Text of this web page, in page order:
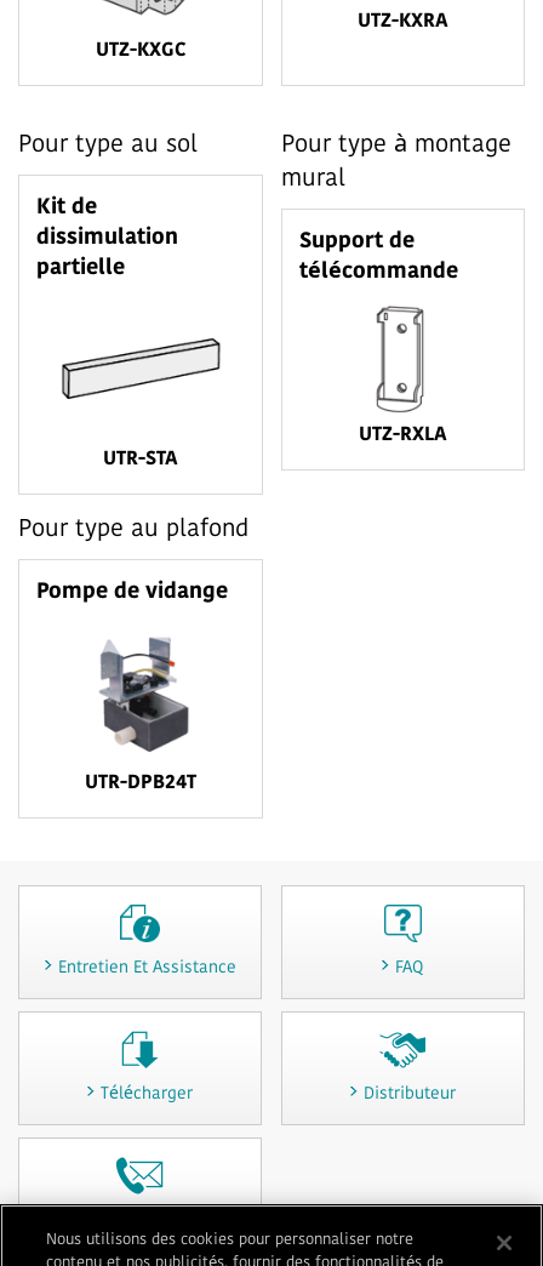
UTZ-KXGC
UTZ-KXRA
Pour type au sol
Kit de
dissimulation
partielle
UTR-STA
Pour type à montage
mural
Support de
télécommande
UTZ-RXLA
Pour type au plafond
Pompe de vidange
UTR-DPB24T
Entretien Et Assistance FAQ
Télécharger Distributeur
Nous utilisons des cookies pour personnaliser notre